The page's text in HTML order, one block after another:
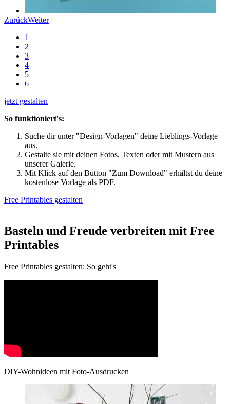
ZurückWeiter
1
2
3
4
5
6
jetzt gestalten
So funktioniert's:
Suche dir unter "Design-Vorlagen" deine Lieblings-Vorlage
aus.
Gestalte sie mit deinen Fotos, Texten oder mit Mustern aus
unserer Galerie.
Mit Klick auf den Button "Zum Download" erhältst du deine
kostenlose Vorlage als PDF.
Free Printables gestalten
Basteln und Freude verbreiten mit Free
Printables
Free Printables gestalten: So geht's
DIY-Wohnideen mit Foto-Ausdrucken